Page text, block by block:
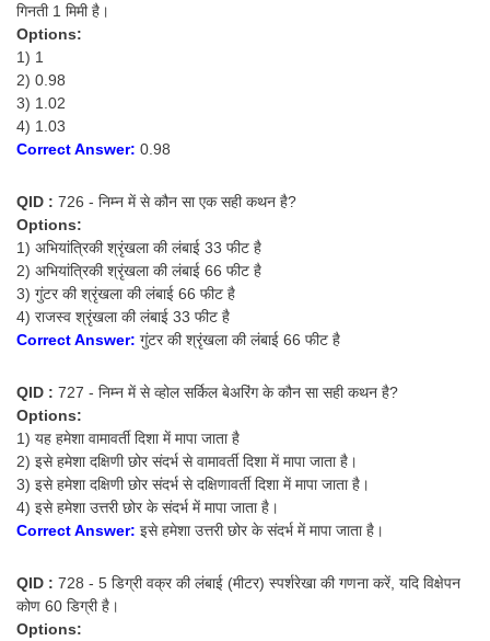
गिनती 1 मिमी है।
Options:
1) 1
2) 0.98
3) 1.02
4) 1.03
Correct Answer: 0.98
QID : 726 - निम्न में से कौन सा एक सही कथन है?
Options:
1) अभियांत्रिकी श्रृंखला की लंबाई 33 फीट है
2) अभियांत्रिकी श्रृंखला की लंबाई 66 फीट है
3) गुंटर की श्रृंखला की लंबाई 66 फीट है
4) राजस्व श्रृंखला की लंबाई 33 फीट है
Correct Answer: गुंटर की श्रृंखला की लंबाई 66 फीट है
QID : 727 - निम्न में से व्होल सर्किल बेअरिंग के कौन सा सही कथन है?
Options:
1) यह हमेशा वामावर्ती दिशा में मापा जाता है
2) इसे हमेशा दक्षिणी छोर संदर्भ से वामावर्ती दिशा में मापा जाता है।
3) इसे हमेशा दक्षिणी छोर संदर्भ से दक्षिणावर्ती दिशा में मापा जाता है।
4) इसे हमेशा उत्तरी छोर के संदर्भ में मापा जाता है।
Correct Answer: इसे हमेशा उत्तरी छोर के संदर्भ में मापा जाता है।
QID : 728 - 5 डिग्री वक्र की लंबाई (मीटर) स्पर्शरेखा की गणना करें, यदि विक्षेपन
कोण 60 डिग्री है।
Options: